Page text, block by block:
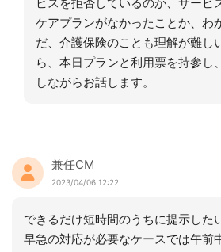
ケアプランがなかったことか、わ
だ、介護保険のことも理解が難し
ら、本日プランと利用票を持参し
しながらお話します。
兼任CM
2023/04/06 12:22
できるだけ短時間のうちに提示した
早急の対応が必要なケースでは午前